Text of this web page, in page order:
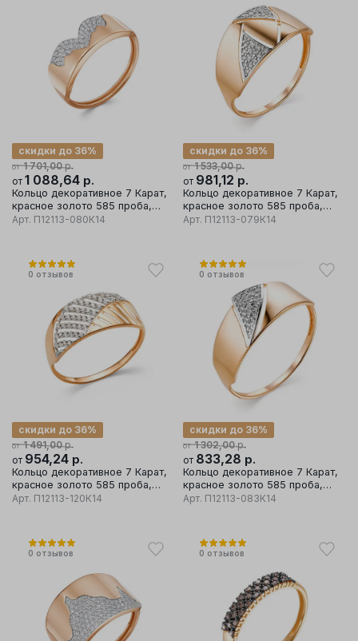
от 1 701,00р.
скидки до 36%
от 1 088,64 р.
Кольцо декоративное 7 Карат,
красное золото 585 проба,
вставка фианит
Арт. П12113-080К14
от 1 533,00р.
скидки до 36%
от 981,12 р.
Кольцо декоративное 7 Карат,
красное золото 585 проба,
вставка фианит
Арт. П12113-079К14
0 отзывов
от 1 491,00р.
скидки до 36%
от 954,24 р.
Кольцо декоративное 7 Карат,
красное золото 585 проба,
вставка фианит
Арт. П12113-120К14
0 отзывов
от 1 302,00р.
скидки до 36%
от 833,28 р.
Кольцо декоративное 7 Карат,
красное золото 585 проба,
вставка фианит
Арт. П12113-083К14
0 отзывов 0 отзывов